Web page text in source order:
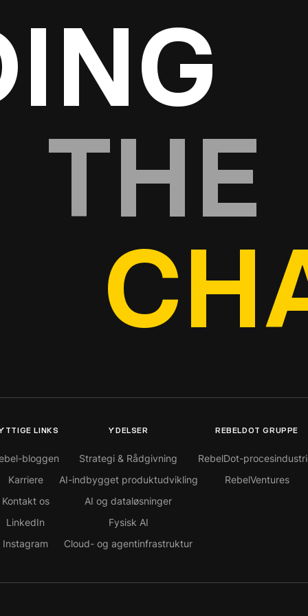
THE
LINKS
bloggen
Karriere
Kontakt os
LinkedIn
Instagram
YDELSER
Strategi & Rådgivning
AI-indbygget produktudvikling
AI og dataløsninger
Fysisk AI
Cloud- og agentinfrastruktur
REBELDOT GRUPPE
RebelDot-
RebelVentures